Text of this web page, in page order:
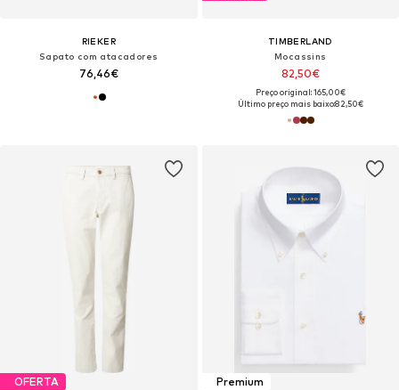
RIEKER
Sapato com atacadores
76,46€
TIMBERLAND
Mocassins
82,50€
Preço original: 165,00€
Último preço mais baixo:82,50€
OFERTA Premium